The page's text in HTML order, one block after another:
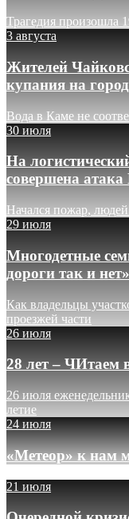
Трагедия произошла
3 августа
Жителей
купания на
Вода в Каме не
30 июля
На
совершена
Начался пожар,
29 июля
Многодетные
дороги так и нет»
Как владельцы
проезжей части
26 июля
28 лет – ЧИтаем
26 июля
летие
24 июля
«Метеор» к нам
21 июля